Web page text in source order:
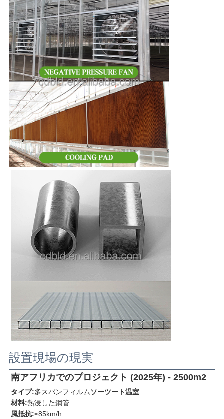
設置現場の現実
南アフリカでのプロジェクト (2025年) - 2500m2
タイプ:多スパンフィルムソーツート温室
材料:熱浸した鋼管
風抵抗:≤85km/h